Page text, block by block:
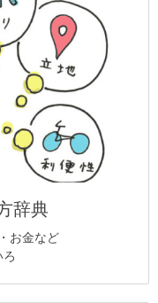
辞典
お金など